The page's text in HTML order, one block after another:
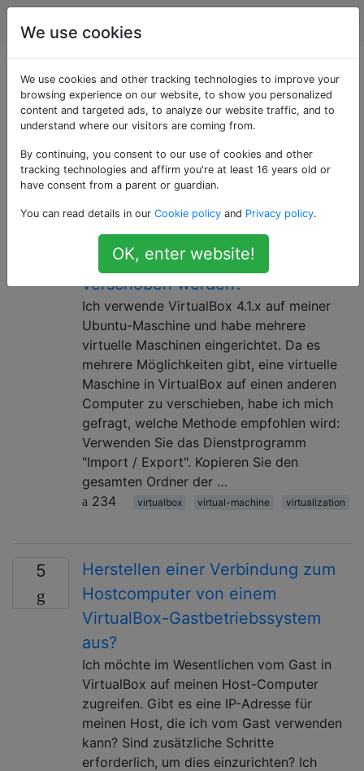
Computerbenutzer
Als «virtualization»
getaggte Fragen
Bei der Virtualisierung wird Software verwendet, um
einen gesamten Computer zu emulieren, auf dem
Wie kann eine VirtualBox-VM auf
einen anderen Computer
verschoben werden?
Ich verwende VirtualBox 4.1.x auf meiner
Ubuntu-Maschine und habe mehrere
virtuelle Maschinen eingerichtet. Da es
mehrere Möglichkeiten gibt, eine virtuelle
Maschine in VirtualBox auf einen anderen
Computer zu verschieben, habe ich mich
gefragt, welche Methode empfohlen wird:
Verwenden Sie das Dienstprogramm
"Import / Export". Kopieren Sie den
gesamten Ordner der …
234
virtualbox virtual-machine virtualization
5
Herstellen einer Verbindung zum
Hostcomputer von einem
VirtualBox-Gastbetriebssystem
aus?
Ich möchte im Wesentlichen vom Gast in
VirtualBox auf meinen Host-Computer
zugreifen. Gibt es eine IP-Adresse für
meinen Host, die ich vom Gast verwenden
kann? Sind zusätzliche Schritte
erforderlich, um dies einzurichten? Ich
We use cookies
We use cookies and other tracking technologies to improve your
browsing experience on our website, to show you personalized
content and targeted ads, to analyze our website traffic, and to
understand where our visitors are coming from.
By continuing, you consent to our use of cookies and other
tracking technologies and affirm you're at least 16 years old or
have consent from a parent or guardian.
You can read details in our Cookie policy and Privacy policy.
OK, enter website!